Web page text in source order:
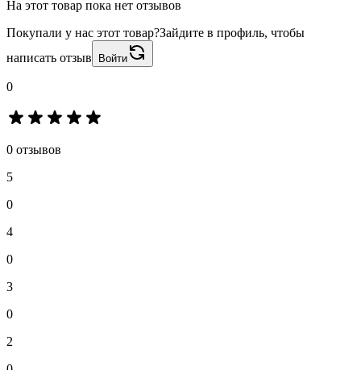
На этот товар пока нет отзывов
Покупали у нас этот товар?Зайдите в профиль, чтобы
написать отзыв
Войти
0
0 отзывов
5
0
4
0
3
0
2